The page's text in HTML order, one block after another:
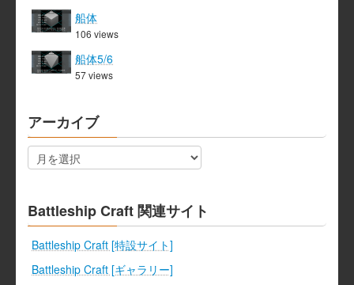
船体
106 views
船体5/6
57 views
アーカイブ
ア
ー
ブ
Battleship Craft 関連サイト
Battleship Craft [特設サイト]
Battleship Craft [ギャラリー]